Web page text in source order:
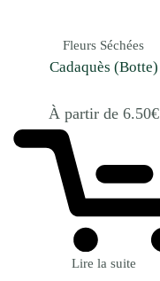
Fleurs Séchées
Cadaquès (Botte)
À partir de 6.50€
Lire la suite